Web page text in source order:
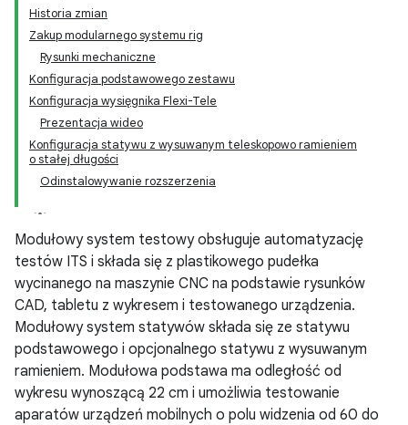
Historia zmian
Zakup modularnego systemu rig
Rysunki mechaniczne
Konfiguracja podstawowego zestawu
Konfiguracja wysięgnika Flexi-Tele
Prezentacja wideo
Konfiguracja statywu z wysuwanym teleskopowo ramieniem
o stałej długości
Odinstalowywanie rozszerzenia
Modułowy system testowy obsługuje automatyzację
testów ITS i składa się z plastikowego pudełka
wycinanego na maszynie CNC na podstawie rysunków
CAD, tabletu z wykresem i testowanego urządzenia.
Modułowy system statywów składa się ze statywu
podstawowego i opcjonalnego statywu z wysuwanym
ramieniem. Modułowa podstawa ma odległość od
wykresu wynoszącą 22 cm i umożliwia testowanie
aparatów urządzeń mobilnych o polu widzenia od 60 do